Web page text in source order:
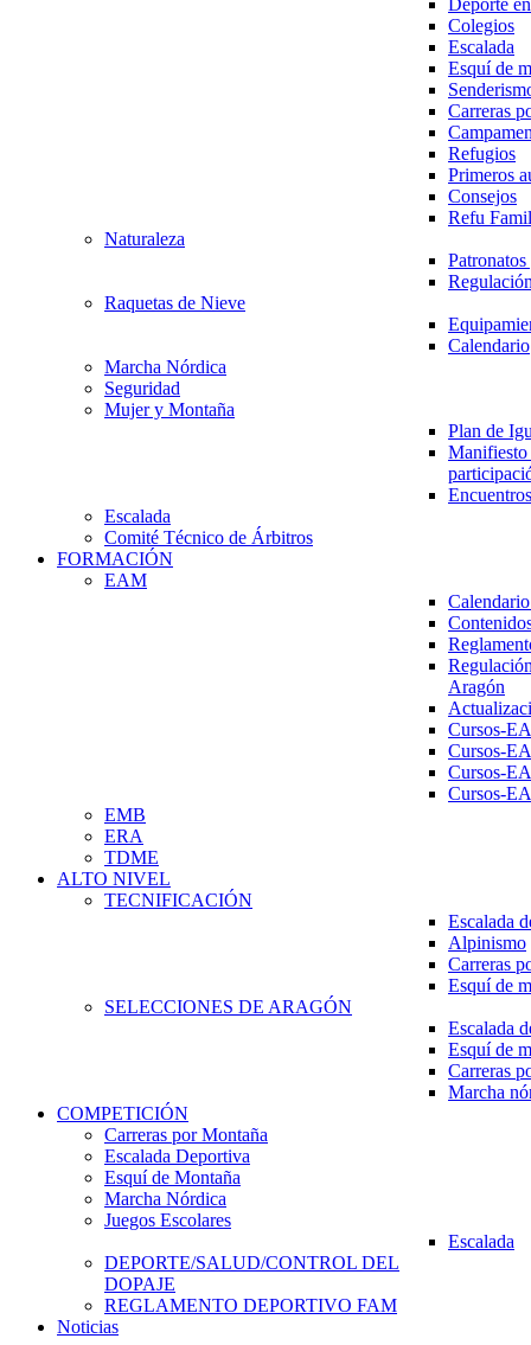
Deporte
Colegios
Escalada
Esquí de
Carreras
Refugios
Primeros
Consejos
Refu
Naturaleza
Raquetas de Nieve
Calendario
Marcha Nórdica
Seguridad
Mujer y Montaña
Plan de
Escalada
Comité Técnico de Árbitros
FORMACIÓN
EAM
Aragón
Cursos-
Cursos-
Cursos-
Cursos-
EMB
ERA
TDME
ALTO NIVEL
TECNIFICACIÓN
Escalada
Alpinismo
Carreras
Esquí de
SELECCIONES DE ARAGÓN
Escalada
Esquí de
Carreras
Marcha
COMPETICIÓN
Carreras por Montaña
Escalada Deportiva
Esquí de Montaña
Marcha Nórdica
Juegos Escolares
Escalada
DEPORTE/SALUD/CONTROL DEL
DOPAJE
REGLAMENTO DEPORTIVO FAM
Noticias